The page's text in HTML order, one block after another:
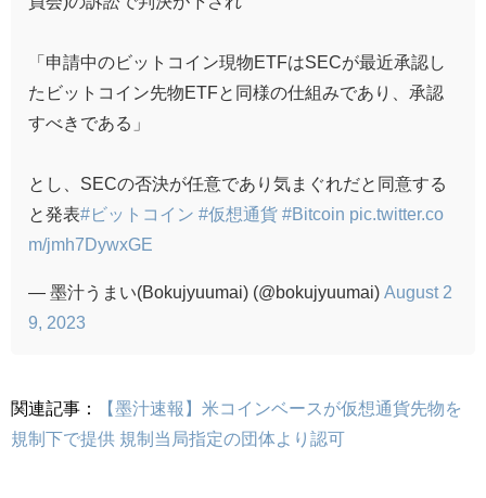
「申請中のビットコイン現物ETFはSECが最近承認し
たビットコイン先物ETFと同様の仕組みであり、承認
すべきである」
とし、SECの否決が任意であり気まぐれだと同意する
と発表#ビットコイン #仮想通貨 #Bitcoin pic.twitter.co
m/jmh7DywxGE
— 墨汁うまい(Bokujyuumai) (@bokujyuumai) August 2
9, 2023
関連記事：
【墨汁速報】米コインベースが仮想通貨先物を
規制下で提供 規制当局指定の団体より認可